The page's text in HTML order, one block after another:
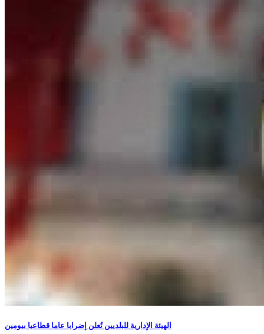
الهيئة الإدارية للبلديين تُعلن إضرابا عاما قطاعيا بيومين